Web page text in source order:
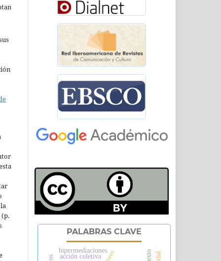
PALABRAS CLAVE
hipermediaciones
acción coletiva